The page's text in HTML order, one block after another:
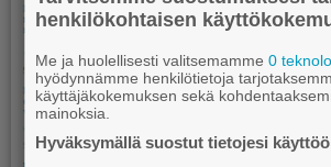
henkilökohtaisen
Me ja huolellisesti valitsemamme0
hyödynnämme henkilötietoja
käyttäjäkokemuksen sekä
mainoksia.
Hyväksymällä suostut tietojesi